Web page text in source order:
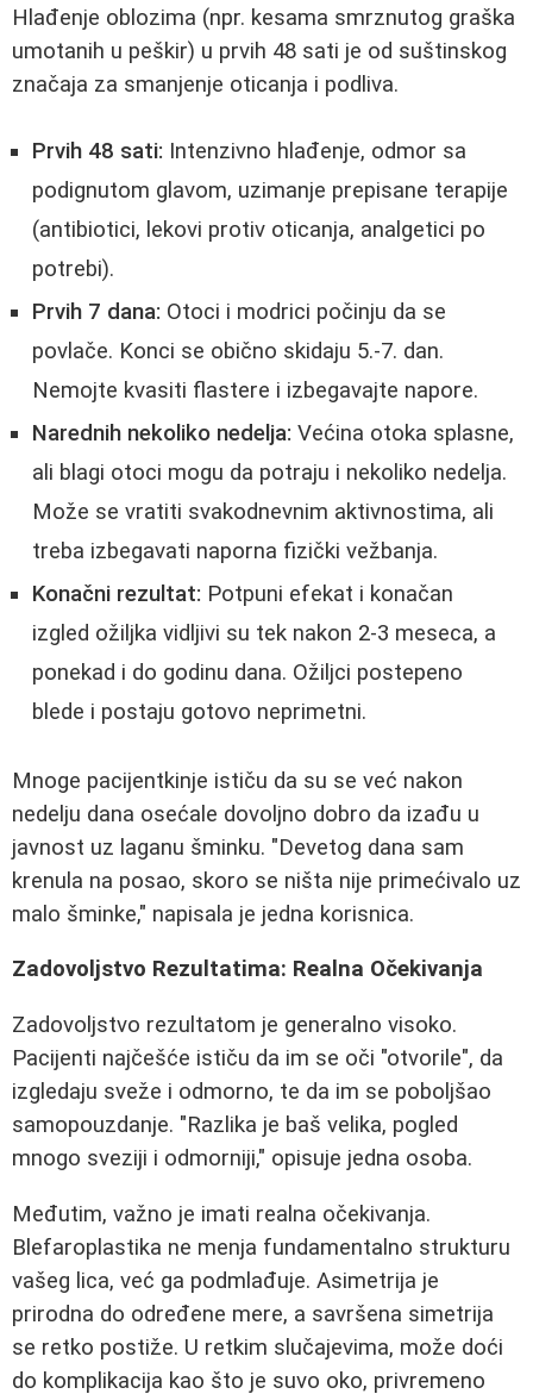
Hlađenje oblozima (npr. kesama smrznutog graška
umotanih u peškir) u prvih 48 sati je od suštinskog
značaja za smanjenje oticanja i podliva.
Prvih 48 sati: Intenzivno hlađenje, odmor sa
podignutom glavom, uzimanje prepisane terapije
(antibiotici, lekovi protiv oticanja, analgetici po
potrebi).
Prvih 7 dana: Otoci i modrici počinju da se
povlače. Konci se obično skidaju 5.-7. dan.
Nemojte kvasiti flastere i izbegavajte napore.
Narednih nekoliko nedelja: Većina otoka splasne,
ali blagi otoci mogu da potraju i nekoliko nedelja.
Može se vratiti svakodnevnim aktivnostima, ali
treba izbegavati naporna fizički vežbanja.
Konačni rezultat: Potpuni efekat i konačan
izgled ožiljka vidljivi su tek nakon 2-3 meseca, a
ponekad i do godinu dana. Ožiljci postepeno
blede i postaju gotovo neprimetni.
Mnoge pacijentkinje ističu da su se već nakon
nedelju dana osećale dovoljno dobro da izađu u
javnost uz laganu šminku. "Devetog dana sam
krenula na posao, skoro se ništa nije primećivalo uz
malo šminke," napisala je jedna korisnica.
Zadovoljstvo Rezultatima: Realna Očekivanja
Zadovoljstvo rezultatom je generalno visoko.
Pacijenti najčešće ističu da im se oči "otvorile", da
izgledaju sveže i odmorno, te da im se poboljšao
samopouzdanje. "Razlika je baš velika, pogled
mnogo sveziji i odmorniji," opisuje jedna osoba.
Međutim, važno je imati realna očekivanja.
Blefaroplastika ne menja fundamentalno strukturu
vašeg lica, već ga podmlađuje. Asimetrija je
prirodna do određene mere, a savršena simetrija
se retko postiže. U retkim slučajevima, može doći
do komplikacija kao što je suvo oko, privremeno